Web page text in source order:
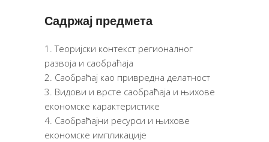
Садржај предмета
Теоријски контекст регионалног
развоја и саобраћаја
Саобраћај као привредна делатност
Видови и врсте саобраћаја и њихове
економске карактеристике
Саобраћајни ресурси и њихове
економске импликације